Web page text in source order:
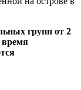
групп от 2
время